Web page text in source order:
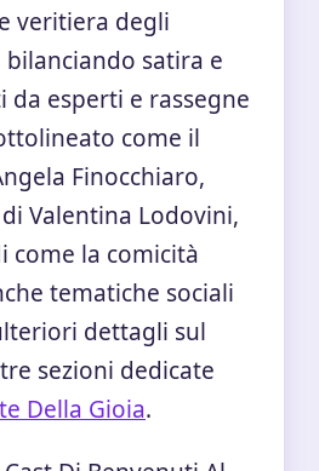
veritiera degli
satira e
da esperti e rassegne
come il
Finocchiaro,
Valentina Lodovini,
come la comicità
tematiche sociali
dettagli sul
sezioni dedicate
Della Gioia.